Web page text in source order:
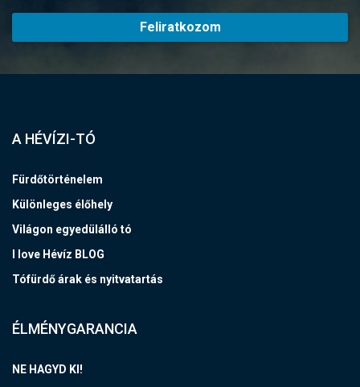
Feliratkozom
A HÉVÍZI-TÓ
Fürdőtörténelem
Különleges élőhely
Világon egyedülálló tó
I love Hévíz BLOG
Tófürdő árak és nyitvatartás
ÉLMÉNYGARANCIA
NE HAGYD KI!